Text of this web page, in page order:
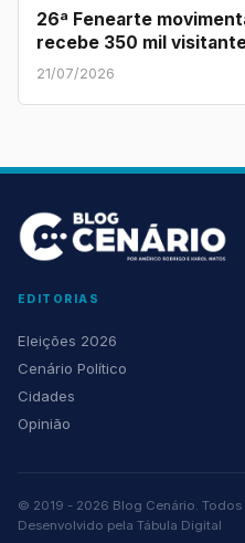
26ª Fenearte
recebe 350 mil
21/07/2026
EDITORIAS
Eleições 2026
Cenário Político
Cidades
Opinião
© 2019 - 2026 Blog Cenário. Todos
Desenvolvido pela Tábula Digital